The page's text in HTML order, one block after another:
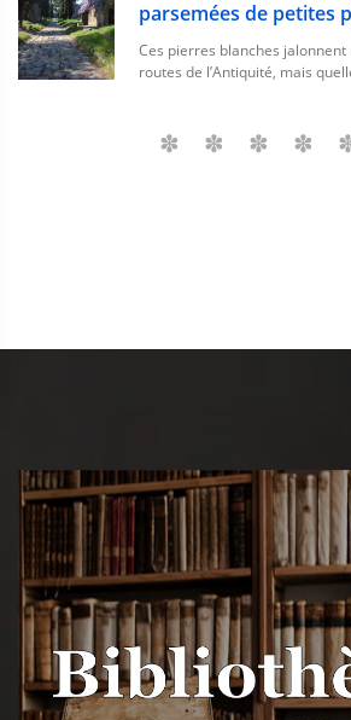
parsemées de petites
Ces pierres blanches
routes de l’Antiquité, mais